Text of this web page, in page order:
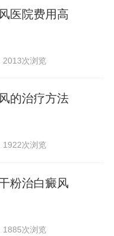
医院费用高
2013次浏览
的治疗方法
1922次浏览
粉治白癜风
1885次浏览